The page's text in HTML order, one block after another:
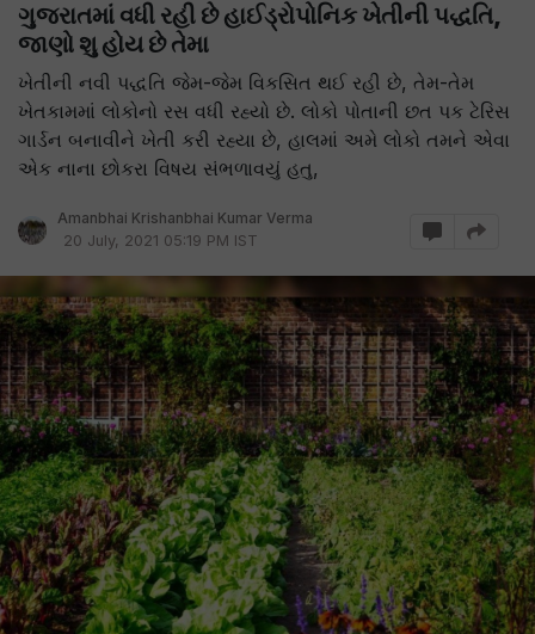
ગુજરાતમાં વધી રહી છે હાઈડ્રોપોનિક ખેતીની પદ્ધતિ,
જાણો શુ હોય છે તેમા
ખેતીની નવી પદ્ધતિ જેમ-જેમ વિકસિત થઈ રહી છે, તેમ-તેમ
ખેતકામમાં લોકોનો રસ વધી રહ્યો છે. લોકો પોતાની છત પક ટેરિસ
ગાર્ડન બનાવીને ખેતી કરી રહ્યા છે, હાલમાં અમે લોકો તમને એવા
એક નાના છોકરા વિષય સંભળાવયું હતુ,
Amanbhai Krishanbhai Kumar Verma
20 July, 2021 05:19 PM IST